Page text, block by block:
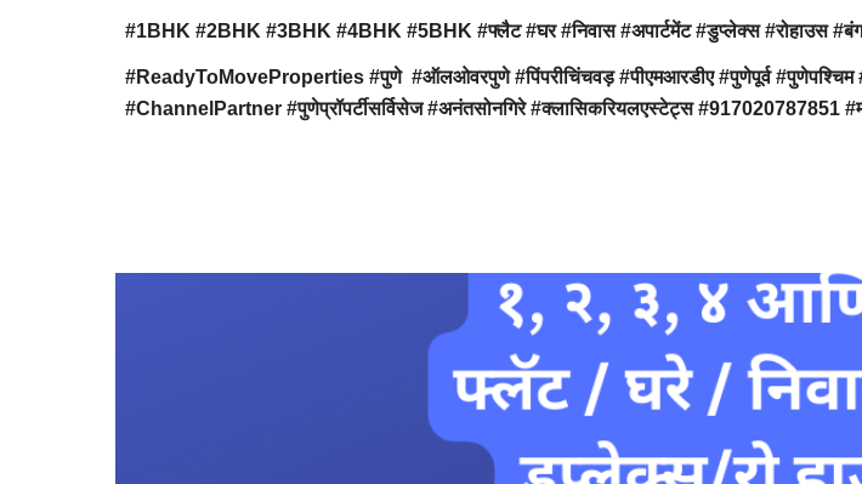
#1BHK #2BHK #3BHK #4BHK #5BHK #फ्लैट #घर #निवास #अपार्टमेंट #डुप्लेक्स #रोहाउस
#ReadyToMoveProperties #पुणे #ऑलओवरपुणे #पिंपरीचिंचवड़ #पीएमआरडीए #पुणेपूर्व
#ChannelPartner #पुणेप्रॉपर्टीसर्विसेज #अनंतसोनगिरे #क्लासिकरियलएस्टेट्स #917020787851